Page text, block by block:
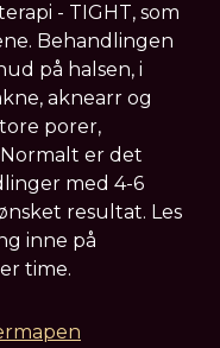
- TIGHT, som
Behandlingen
på halsen, i
aknearr og
porer,
er det
med 4-6
resultat. Les
inne på
time.